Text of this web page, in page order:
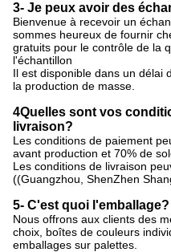
3- Je peux avoir des
Bienvenue à recevoir un
sommes heureux de fournir
gratuits pour le contrôle de la
l'échantillon
Il est disponible dans un délai
la production de masse.
4Quelles sont vos
livraison?
Les conditions de paiement
avant production et 70% de
Les conditions de livraison
((Guangzhou, ShenZhen
5- C'est quoi l'emballage?
Nous offrons aux clients des
choix, boîtes de couleurs
emballages sur palettes.